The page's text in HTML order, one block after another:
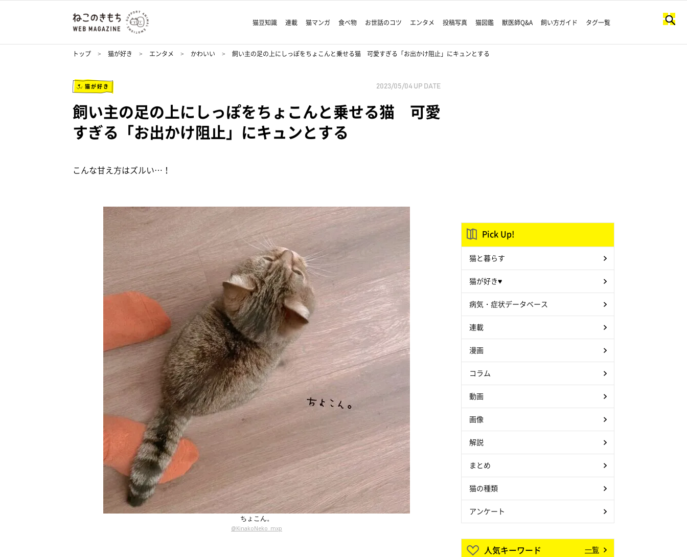
猫豆知識 連載 猫マンガ 食べ物 お世話のコツ エンタメ 投稿写真 猫図鑑 獣医師Q&A 飼い方ガイド タグ一覧
トップ 猫が好き エンタメ かわいい 飼い主の足の上にしっぽをちょこんと乗せる猫 可愛すぎる「お出かけ阻止」にキュンとする
猫が好き 2023/05/04 UP DATE
飼い主の足の上にしっぽをちょこんと乗せる猫 可愛
すぎる「お出かけ阻止」にキュンとする
こんな甘え方はズルい…！
ちょこん。
@KinakoNeko_mxp
Pick Up!
猫と暮らす
猫が好き♥
病気・症状データベース
連載
漫画
コラム
動画
画像
解説
まとめ
猫の種類
アンケート
人気キーワード 一覧